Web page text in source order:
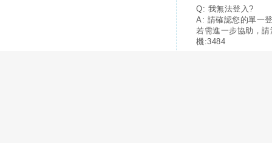
Q: 我無法登入?
A: 請確認您的單一
若需進一步協助，
機:3484